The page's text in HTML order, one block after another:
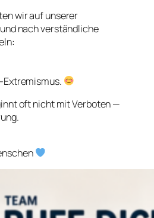
wir auf unserer
nach verständliche
Extremismus.
oft nicht mit Verboten —